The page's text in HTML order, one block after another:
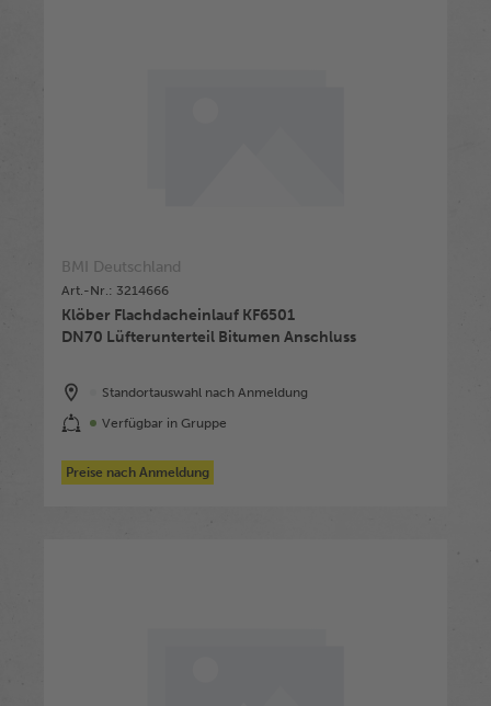
BMI Deutschland
Art.-Nr.: 3214666
Klöber Flachdacheinlauf KF6501
DN70 Lüfterunterteil Bitumen Anschluss
Standortauswahl nach Anmeldung
Verfügbar in Gruppe
Preise nach Anmeldung